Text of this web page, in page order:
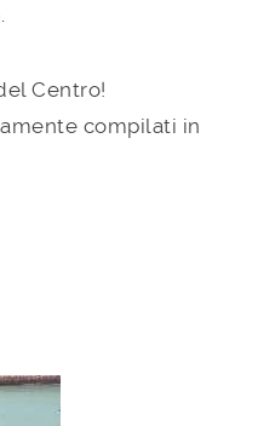
Centro!
compilati in